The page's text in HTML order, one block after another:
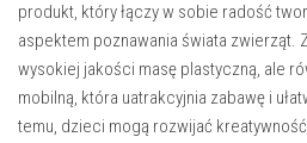
produkt, który łączy w sobie radość
aspektem poznawania świata zwierząt.
wysokiej jakości masę plastyczną, ale
mobilną, która uatrakcyjnia zabawę i
temu, dzieci mogą rozwijać